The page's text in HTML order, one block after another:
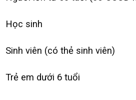
Học sinh
Sinh viên (có thẻ sinh viên)
Trẻ em dưới 6 tuổi